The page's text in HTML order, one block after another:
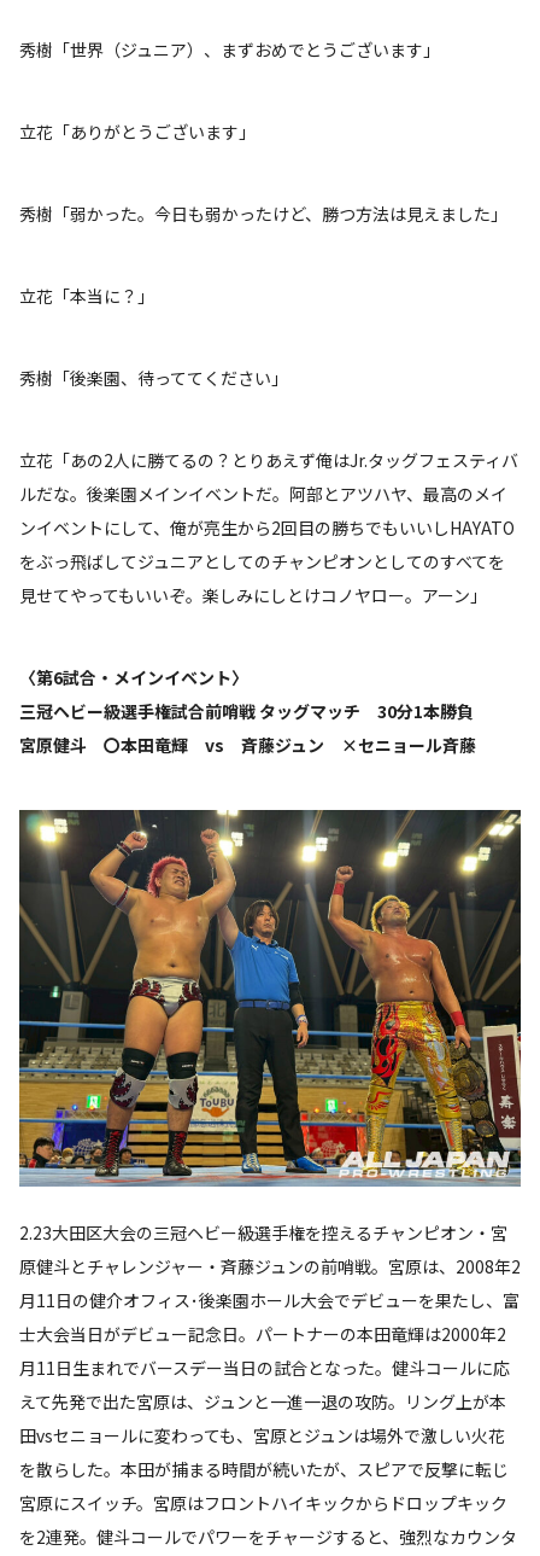
秀樹「世界（ジュニア）、まずおめでとうございます」
立花「ありがとうございます」
秀樹「弱かった。今日も弱かったけど、勝つ方法は見えました」
立花「本当に？」
秀樹「後楽園、待っててください」
立花「あの2人に勝てるの？とりあえず俺はJr.タッグフェスティバ
ルだな。後楽園メインイベントだ。阿部とアツハヤ、最高のメイ
ンイベントにして、俺が亮生から2回目の勝ちでもいいしHAYATO
をぶっ飛ばしてジュニアとしてのチャンピオンとしてのすべてを
見せてやってもいいぞ。楽しみにしとけコノヤロー。アーン」
〈第6試合・メインイベント〉
三冠ヘビー級選手権試合前哨戦 タッグマッチ 30分1本勝負
宮原健斗 〇本田竜輝 vs 斉藤ジュン ×セニョール斉藤
2.23大田区大会の三冠ヘビー級選手権を控えるチャンピオン・宮
原健斗とチャレンジャー・斉藤ジュンの前哨戦。宮原は、2008年2
月11日の健介オフィス･後楽園ホール大会でデビューを果たし、富
士大会当日がデビュー記念日。パートナーの本田竜輝は2000年2
月11日生まれでバースデー当日の試合となった。健斗コールに応
えて先発で出た宮原は、ジュンと一進一退の攻防。リング上が本
田vsセニョールに変わっても、宮原とジュンは場外で激しい火花
を散らした。本田が捕まる時間が続いたが、スピアで反撃に転じ
宮原にスイッチ。宮原はフロントハイキックからドロップキック
を2連発。健斗コールでパワーをチャージすると、強烈なカウンタ